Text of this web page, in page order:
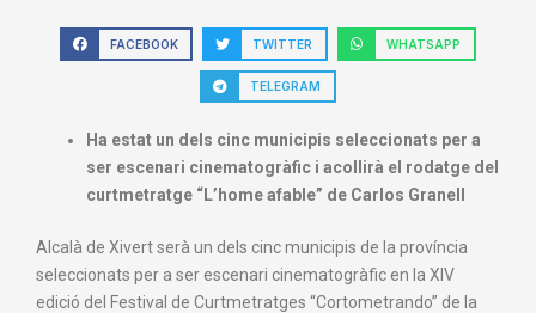
FACEBOOK TWITTER WHATSAPP
TELEGRAM
Ha estat un dels cinc municipis seleccionats per a
ser escenari cinematogràfic i acollirà el rodatge del
curtmetratge “L’home afable” de Carlos Granell
Alcalà de Xivert serà un dels cinc municipis de la província
seleccionats per a ser escenari cinematogràfic en la XIV
edició del Festival de Curtmetratges “Cortometrando” de la